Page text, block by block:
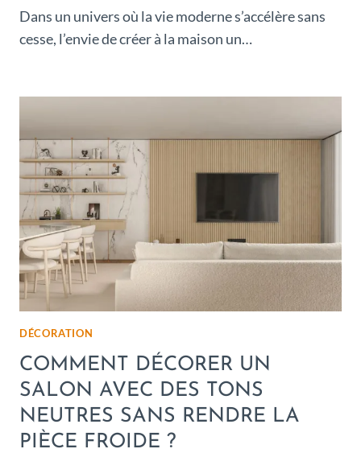
Dans un univers où la vie moderne s’accélère sans
cesse, l’envie de créer à la maison un…
DÉCORATION
COMMENT DÉCORER UN
SALON AVEC DES TONS
NEUTRES SANS RENDRE LA
PIÈCE FROIDE ?